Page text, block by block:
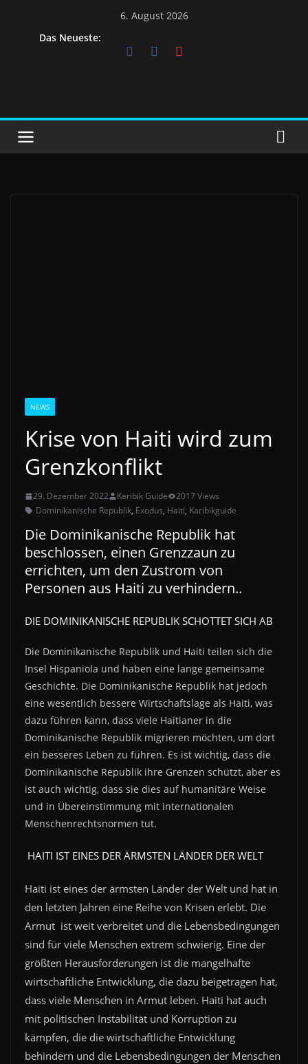
6. August 2026
Das Neueste:
NEWS
Krise von Haiti wird zum
Grenzkonflikt
29. Dezember 2022 Karibik Guide
2017 Views
Dominikanische Republik, Exodus, Haiti, Karibikguide
Die Dominikanische Republik hat
beschlossen, einen Grenzzaun zu
errichten, um den Zustrom von
Personen aus Haiti zu verhindern..
DIE DOMINIKANISCHE REPUBLIK SCHOTTET SICH AB
Die Dominikanische Republik und Haiti teilen sich die
Insel Hispaniola und haben eine lange gemeinsame
Geschichte. Die Dominikanische Republik hat jedoch
eine wesentlich bessere Wirtschaftslage als Haiti, was
dazu führen kann, dass viele Haitianer in die
Dominikanische Republik migrieren möchten, um dort
ein besseres Leben zu führen. Es ist wichtig, dass die
Dominikanische Republik ihre Grenzen schützt, aber es
ist auch wichtig, dass sie dies auf humanitäre Weise
und in Übereinstimmung mit internationalen
Menschenrechtsnormen tut.
HAITI IST EINES DER ÄRMSTEN LÄNDER DER WELT
Haiti ist eines der ärmsten Länder der Welt und hat in
den letzten Jahren eine Reihe von Krisen erlebt. Die
Armut ist weit verbreitet und die Lebensbedingungen
sind für viele Menschen extrem schwierig. Eine der
größten Herausforderungen ist die mangelhafte
wirtschaftliche Entwicklung, die dazu beigetragen hat,
dass viele Menschen in Armut leben. Haiti hat auch
mit politischen Instabilität und Korruption zu
kämpfen, die die wirtschaftliche Entwicklung
behindern und die Lebensbedingungen der Menschen